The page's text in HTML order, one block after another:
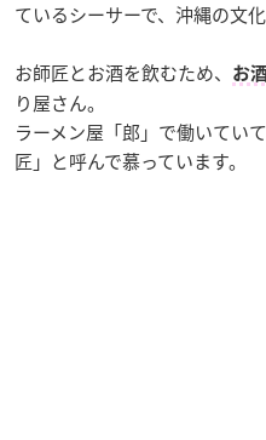
ているシーサーで、 沖縄の文
お師匠とお酒を飲むため、 お
り屋さん。
ラーメン屋「郎」で働いてい
匠」と呼んで慕っています。